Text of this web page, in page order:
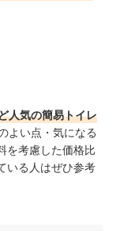
人気の簡易トイレ
よい点・気になる
を考慮した価格比
いる人はぜひ参考